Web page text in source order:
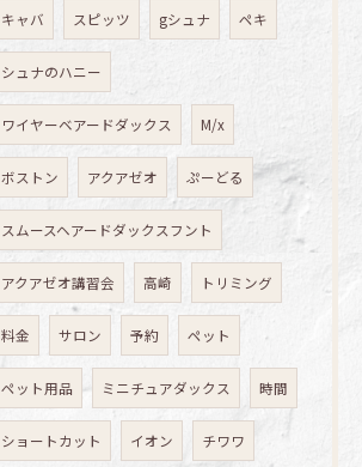
キャバ スピッツ gシュナ ペキ
シュナのハニー
ワイヤーベアードダックス M/x
ボストン アクアゼオ ぷーどる
スムースヘアードダックスフント
アクアゼオ講習会 高崎 トリミング
料金 サロン 予約 ペット
ペット用品 ミニチュアダックス 時間
ショートカット イオン チワワ